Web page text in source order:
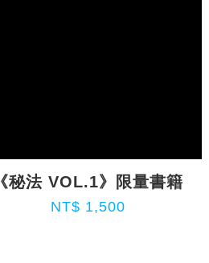
《秘法 VOL.1》限量書籍
NT$ 1,500